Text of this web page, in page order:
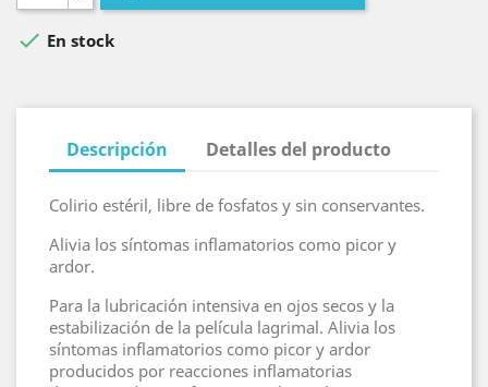
 En stock
Descripción Detalles del producto
Colirio estéril, libre de fosfatos y sin conservantes.
Alivia los síntomas inflamatorios como picor y
ardor.
Para la lubricación intensiva en ojos secos y la
estabilización de la película lagrimal. Alivia los
síntomas inflamatorios como picor y ardor
producidos por reacciones inflamatorias